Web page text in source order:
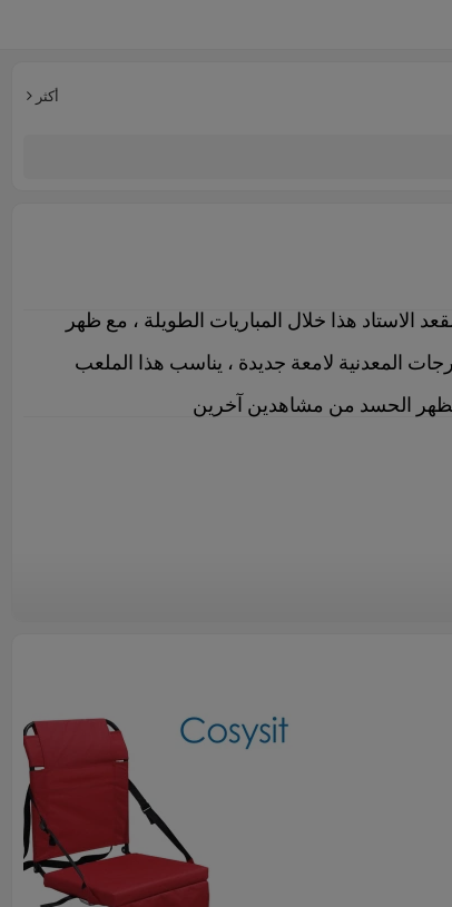
أكثر
الاستاد هذا خلال المباريات الطويلة ، مع ظهر
المعدنية لامعة جديدة ، يناسب هذا الملعب
الحسد من مشاهدين آخرين